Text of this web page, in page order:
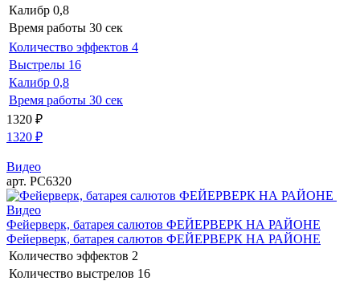
Калибр 0,8
Время работы 30 сек
Количество эффектов 4
Выстрелы 16
Калибр 0,8
Время работы 30 сек
1320 ₽
1320 ₽
Видео
арт. РС6320
Видео
Фейерверк, батарея салютов ФЕЙЕРВЕРК НА РАЙОНЕ
Фейерверк, батарея салютов ФЕЙЕРВЕРК НА РАЙОНЕ
Количество эффектов 2
Количество выстрелов 16